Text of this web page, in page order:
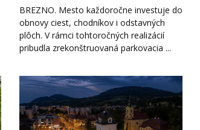
BREZNO. Mesto každoročne investuje do
obnovy ciest, chodníkov i odstavných
plôch. V rámci tohtoročných realizácií
pribudla zrekonštruovaná parkovacia ...